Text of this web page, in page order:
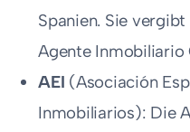
Spanien. Sie
Agente Inmobiliario
AEI (Asociación
Inmobiliarios): Die